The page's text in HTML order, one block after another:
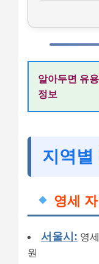
알아두면 유
정보
지역별
영세
서울시: 영
원